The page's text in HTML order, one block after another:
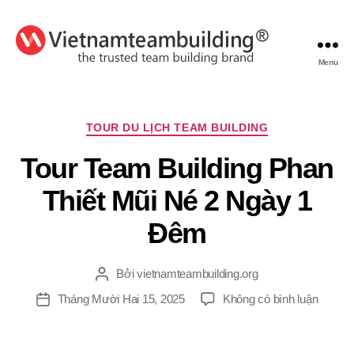
Menu
Chuyên
TOUR DU LỊCH TEAM BUILDING
Tour Team Building Phan
Thiết Mũi Né 2 Ngày 1
Đêm
Tác
giả
Bởivietnamteambuilding.org
NgàyTháng Mười Hai 15, 2025 Không có bình luậnở